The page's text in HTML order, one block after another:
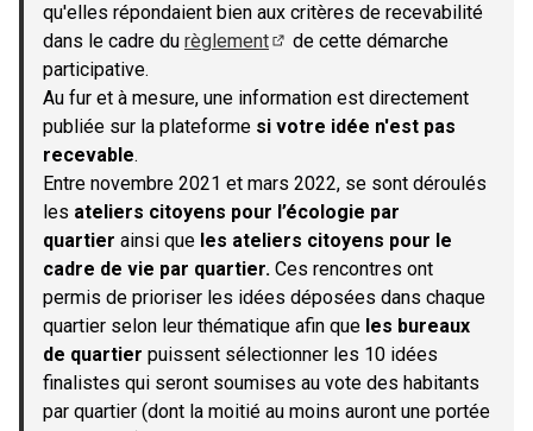
qu'elles répondaient bien aux critères de recevabilité
dans le cadre du règlement
de cette démarche
participative.
Au fur et à mesure, une information est directement
publiée sur la plateforme si votre idée n'est pas
recevable.
Entre novembre 2021 et mars 2022, se sont déroulés
les ateliers citoyens pour l’écologie par
quartier ainsi que les ateliers citoyens pour le
cadre de vie par quartier. Ces rencontres ont
permis de prioriser les idées déposées dans chaque
quartier selon leur thématique afin que les bureaux
de quartier puissent sélectionner les 10 idées
finalistes qui seront soumises au vote des habitants
par quartier (dont la moitié au moins auront une portée